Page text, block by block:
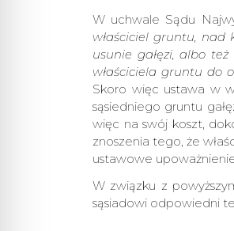
W uchwale Sądu
właściciel gruntu, nad
usunie gałęzi, albo
właściciela gruntu do
Skoro więc ustawa w
sąsiedniego gruntu
więc na swój koszt,
znoszenia tego, że
ustawowe
W związku z
sąsiadowi odpowiedni